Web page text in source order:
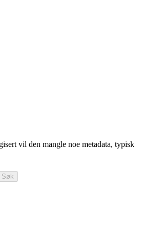
vil den mangle noe metadata, typisk
Søk